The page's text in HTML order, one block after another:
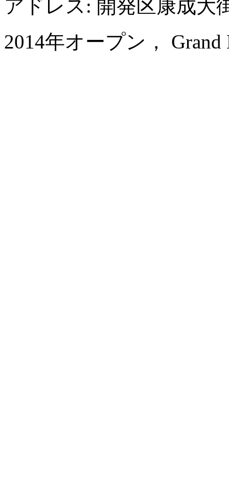
アドレス: 開発区康成大
2014年オープン， Grand